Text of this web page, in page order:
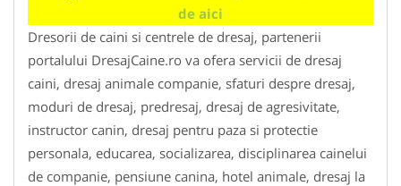
de aici
Dresorii de caini si centrele de dresaj, partenerii
portalului DresajCaine.ro va ofera servicii de dresaj
caini, dresaj animale companie, sfaturi despre dresaj,
moduri de dresaj, predresaj, dresaj de agresivitate,
instructor canin, dresaj pentru paza si protectie
personala, educarea, socializarea, disciplinarea cainelui
de companie, pensiune canina, hotel animale, dresaj la